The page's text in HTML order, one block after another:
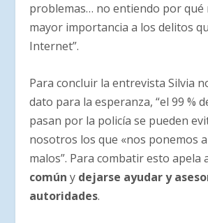
problemas… no entiendo por qué
mayor importancia a los delitos
Internet”.
Para concluir la entrevista Silvia
dato para la esperanza, “el 99 %
pasan por la policía se pueden
nosotros los que «nos ponemos
malos”. Para combatir esto apela
común y dejarse ayudar y
autoridades.